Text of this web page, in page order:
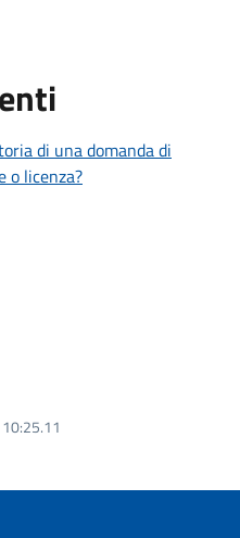
di una domanda di
o licenza?